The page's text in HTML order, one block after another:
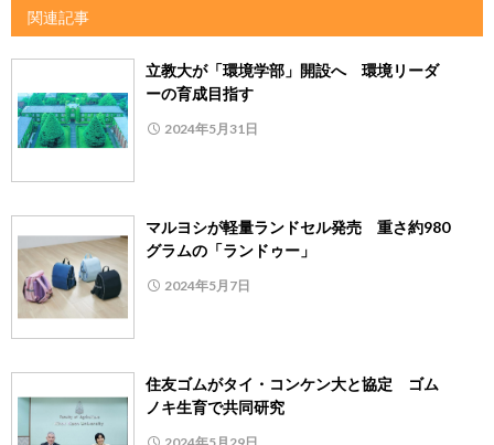
関連記事
立教大が「環境学部」開設へ 環境リーダ
ーの育成目指す
2024年5月31日
マルヨシが軽量ランドセル発売 重さ約980
グラムの「ランドゥー」
2024年5月7日
住友ゴムがタイ・コンケン大と協定 ゴム
ノキ生育で共同研究